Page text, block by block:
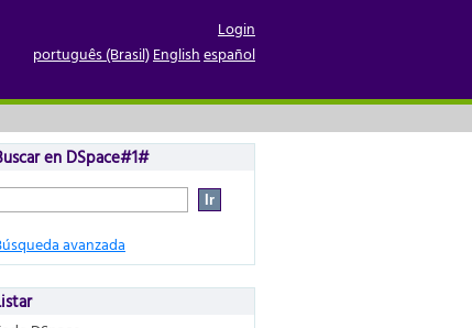
Login
português (Brasil)Englishespañol
en DSpace#1#
avanzada